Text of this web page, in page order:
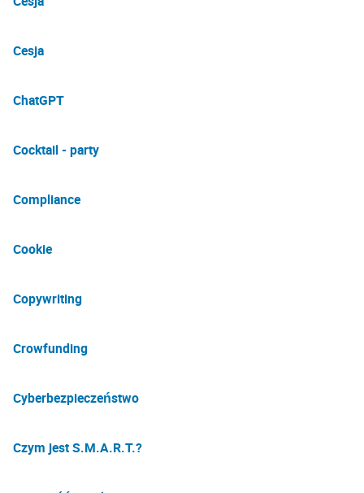
Cesja
ChatGPT
Cocktail - party
Compliance
Cookie
Copywriting
Crowfunding
Cyberbezpieczeństwo
Czym jest S.M.A.R.T.?